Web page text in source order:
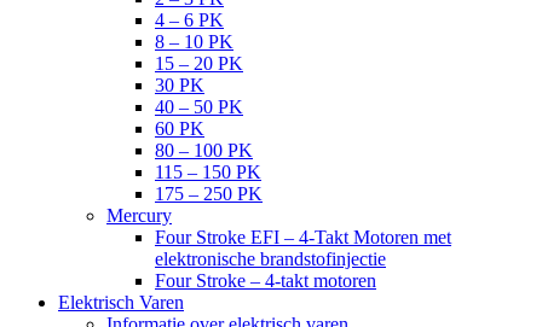
4 – 6 PK
8 – 10 PK
15 – 20 PK
30 PK
40 – 50 PK
60 PK
80 – 100 PK
115 – 150 PK
175 – 250 PK
Mercury
Four Stroke EFI – 4-Takt Motoren met
elektronische brandstofinjectie
Four Stroke – 4-takt motoren
Elektrisch Varen